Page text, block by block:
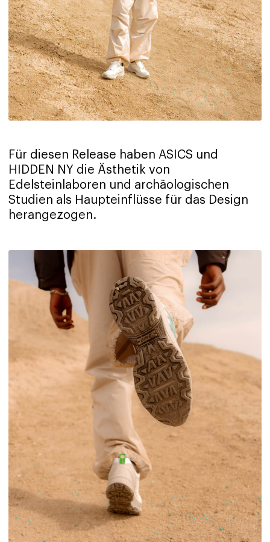
Für diesen Release haben ASICS und
HIDDEN NY die Ästhetik von
Edelsteinlaboren und archäologischen
Studien als Haupteinflüsse für das Design
herangezogen.